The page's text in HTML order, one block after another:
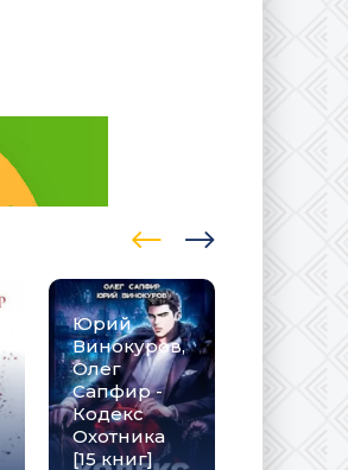
Юрий
Винокуров,
Олег
Сапфир -
Кодекс
Охотника
[15 книг]